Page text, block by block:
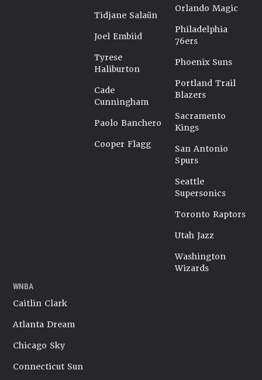
Tidjane Salaün
Joel Embiid
Tyrese
Haliburton
Cade
Cunningham
Paolo Banchero
Cooper Flagg
Orlando Magic
Philadelphia
76ers
Phoenix Suns
Portland Trail
Blazers
Sacramento
Kings
San Antonio
Spurs
Seattle
Supersonics
Toronto Raptors
Utah Jazz
Washington
Wizards
WNBA
Caitlin Clark
Atlanta Dream
Chicago Sky
Connecticut Sun